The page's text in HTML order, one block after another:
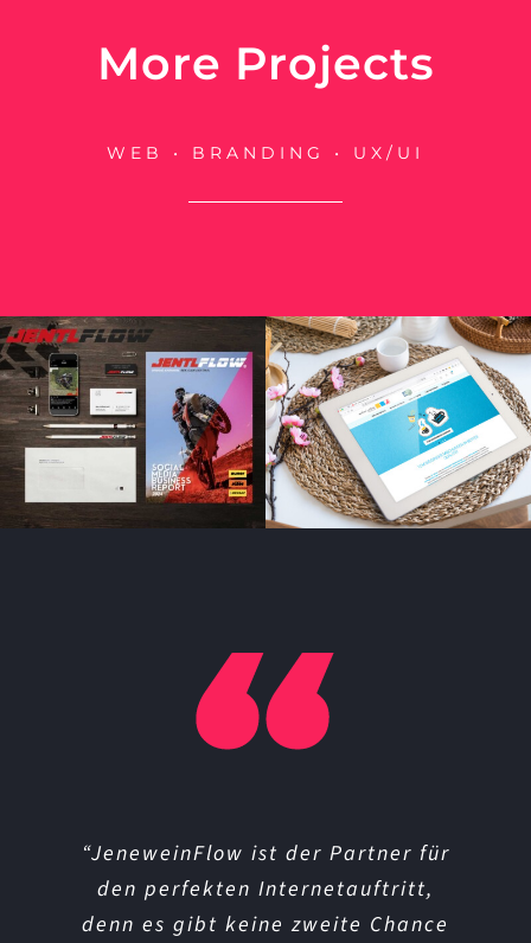
More Projects
WEB • BRANDING • UX/UI
“JeneweinFlow ist der Partner für
den perfekten Internetauftritt,
denn es gibt keine zweite Chance
“Bereits der erste Kontakt
überzeugte mich von Kompetenz,
Erfahrung, Intelligenz. Ein